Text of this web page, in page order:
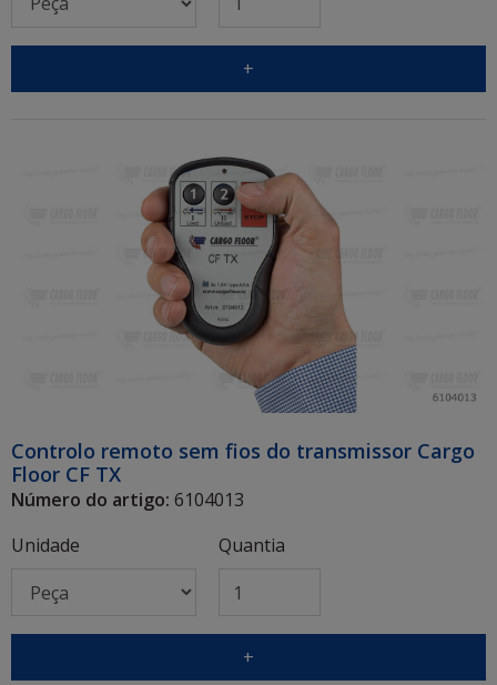
+
Controlo remoto sem fios do transmissor Cargo
Floor CF TX
Número do artigo: 6104013
Unidade
Quantia
+